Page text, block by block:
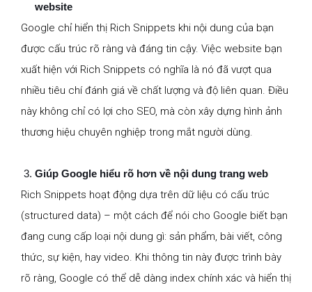
website
Google chỉ hiển thị Rich Snippets khi nội dung của bạn
được cấu trúc rõ ràng và đáng tin cậy. Việc website bạn
xuất hiện với Rich Snippets có nghĩa là nó đã vượt qua
nhiều tiêu chí đánh giá về chất lượng và độ liên quan. Điều
này không chỉ có lợi cho SEO, mà còn xây dựng hình ảnh
thương hiệu chuyên nghiệp trong mắt người dùng.
Giúp Google hiểu rõ hơn về nội dung trang web
Rich Snippets hoạt động dựa trên dữ liệu có cấu trúc
(structured data) – một cách để nói cho Google biết bạn
đang cung cấp loại nội dung gì: sản phẩm, bài viết, công
thức, sự kiện, hay video. Khi thông tin này được trình bày
rõ ràng, Google có thể dễ dàng index chính xác và hiển thị